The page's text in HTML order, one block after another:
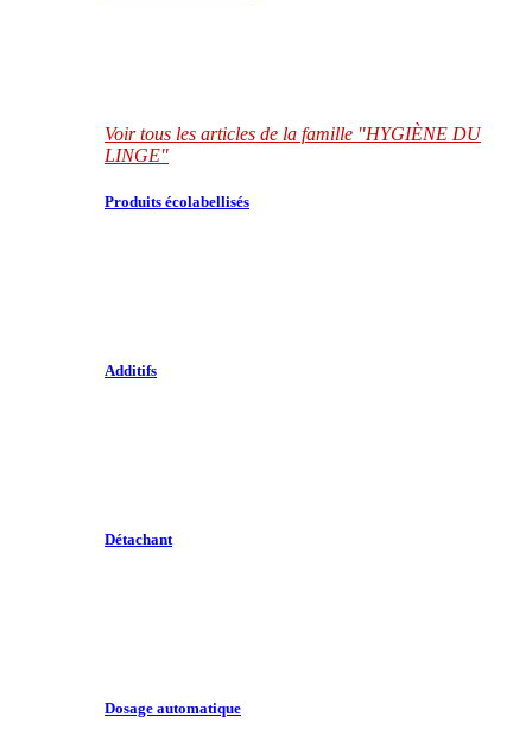
Voir tous les articles de la famille "HYGIÈNE DU
LINGE"
Produits écolabellisés
Additifs
Détachant
Dosage automatique